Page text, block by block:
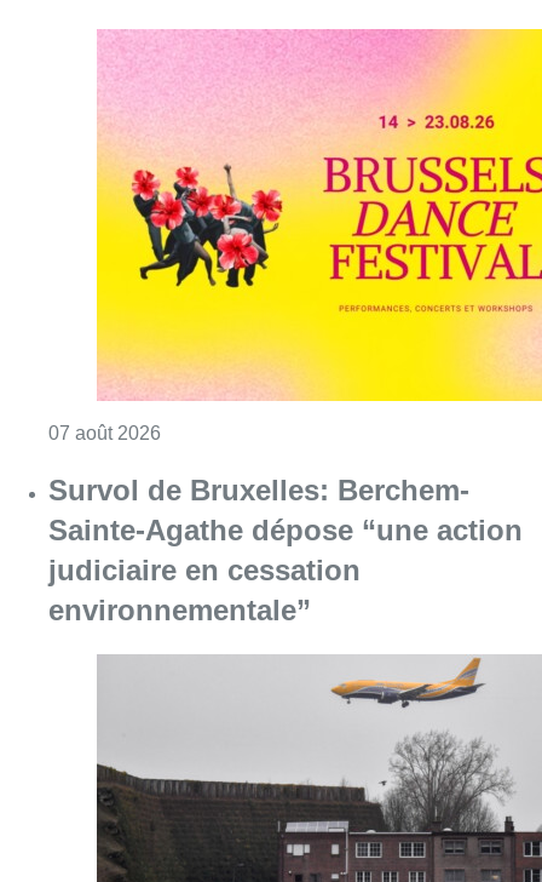
07 août 2026 Consulter l'article "Le Brussels Dance
Survol de Bruxelles: Berchem-
Sainte-Agathe dépose “une action
judiciaire en cessation
environnementale”
Canicule : un record absolu de
climatiseurs fixes installés en
Belgique cette année